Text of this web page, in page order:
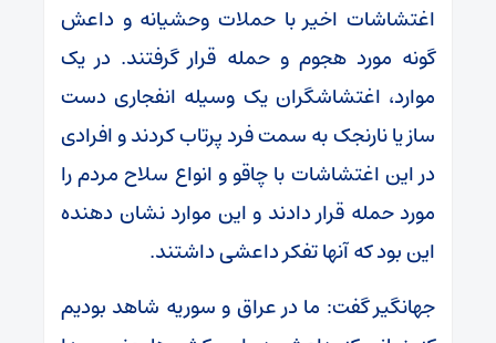
اغتشاشات اخیر با حملات وحشیانه و داعش
گونه مورد هجوم و حمله قرار گرفتند. در یک
موارد، اغتشاشگران یک وسیله انفجاری دست
ساز یا نارنجک به سمت فرد پرتاب کردند و افرادی
در این اغتشاشات با چاقو و انواع سلاح مردم را
مورد حمله قرار دادند و این موارد نشان دهنده
این بود که آنها تفکر داعشی داشتند.
جهانگیر گفت: ما در عراق و سوریه شاهد بودیم